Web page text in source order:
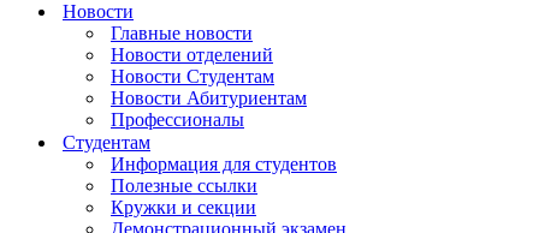
Новости
Главные новости
Новости отделений
Новости Студентам
Новости Абитуриентам
Профессионалы
Студентам
Информация для студентов
Полезные ссылки
Кружки и секции
Демонстрационный экзамен